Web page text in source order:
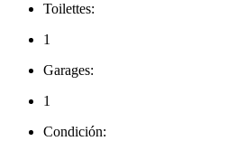
Toilettes:
1
Garages:
1
Condición: